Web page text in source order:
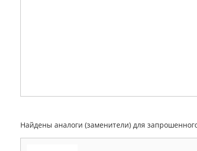
Найдены аналоги (заменители) для